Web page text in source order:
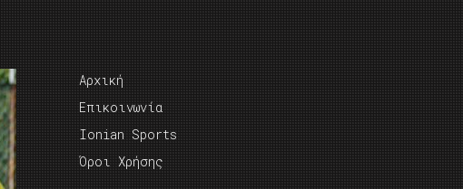
Αρχική
Επικοινωνία
Ionian Sports
Όροι Χρήσης